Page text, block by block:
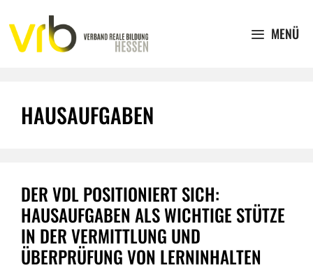
Inhalt
springen
MENÜ
HAUSAUFGABEN
DER VDL POSITIONIERT SICH:
HAUSAUFGABEN ALS WICHTIGE STÜTZE
IN DER VERMITTLUNG UND
ÜBERPRÜFUNG VON LERNINHALTEN